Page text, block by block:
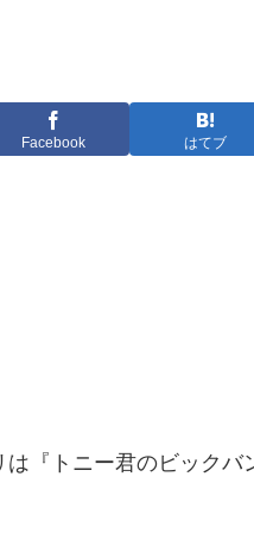
Facebook はてブ
『トニー君のビック